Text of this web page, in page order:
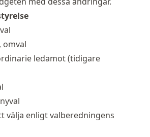
omval
ledamot (tidigare
välja enligt valberedningens